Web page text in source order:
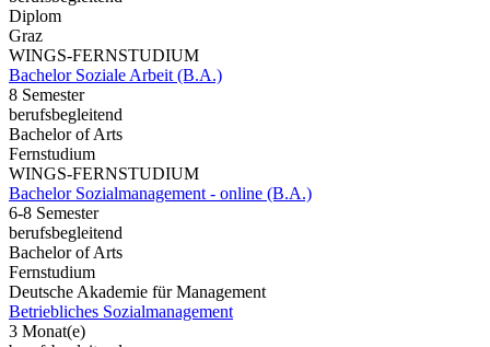
Diplom
Graz
WINGS-FERNSTUDIUM
Bachelor Soziale Arbeit (B.A.)
8 Semester
berufsbegleitend
Bachelor of Arts
Fernstudium
WINGS-FERNSTUDIUM
Bachelor Sozialmanagement - online (B.A.)
6-8 Semester
berufsbegleitend
Bachelor of Arts
Fernstudium
Deutsche Akademie für Management
Betriebliches Sozialmanagement
3 Monat(e)